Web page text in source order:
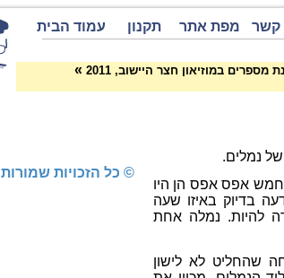
קשר מפת אתר תקנון עמוד הבית
מספרים במוזיאון חצר היישוב, 2011 »
נמלים.
חמש אפס אפס הן היו
בדיוק באיזו שעה
להיות. נמלה אחת
שהחליט לא לישון
© כל הזכויות שמורות